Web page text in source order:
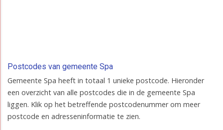
Postcodes van gemeente Spa
Gemeente Spa heeft in totaal 1 unieke postcode. Hieronder
een overzicht van alle postcodes die in de gemeente Spa
liggen. Klik op het betreffende postcodenummer om meer
postcode en adresseninformatie te zien.